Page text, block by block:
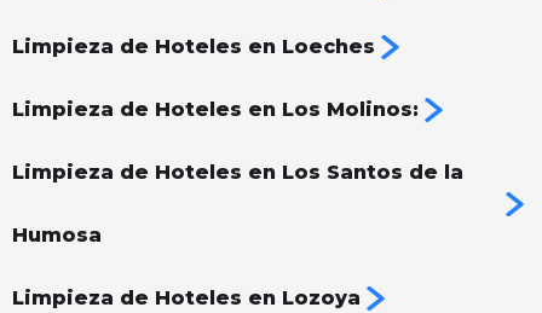
Limpieza de Hoteles en Loeches
Limpieza de Hoteles en Los Molinos:
Limpieza de Hoteles en Los Santos de la
Humosa
Limpieza de Hoteles en Lozoya